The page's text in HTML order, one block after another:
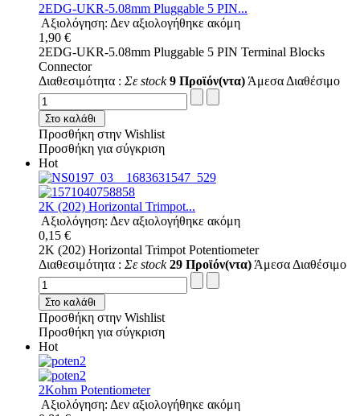
2EDG-UKR-5.08mm Pluggable 5 PIN...
Αξιολόγηση: Δεν αξιολογήθηκε ακόμη
1,90 €
2EDG-UKR-5.08mm Pluggable 5 PIN Terminal Blocks
Connector
Διαθεσιμότητα : Σε stock 9 Προϊόν(ντα) Άμεσα Διαθέσιμο
Στο καλάθι
Προσθήκη στην Wishlist
Προσθήκη για σύγκριση
Hot
2K (202) Horizontal Trimpot...
Αξιολόγηση: Δεν αξιολογήθηκε ακόμη
0,15 €
2K (202) Horizontal Trimpot Potentiometer
Διαθεσιμότητα : Σε stock 29 Προϊόν(ντα) Άμεσα Διαθέσιμο
Στο καλάθι
Προσθήκη στην Wishlist
Προσθήκη για σύγκριση
Hot
2Kohm Potentiometer
Αξιολόγηση: Δεν αξιολογήθηκε ακόμη